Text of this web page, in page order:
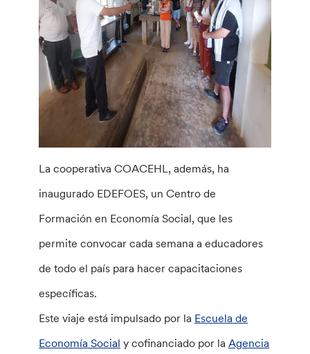
La cooperativa COACEHL, además, ha
inaugurado EDEFOES, un Centro de
Formación en Economía Social, que les
permite convocar cada semana a educadores
de todo el país para hacer capacitaciones
específicas.
Este viaje está impulsado por la Escuela de
Economía Social y cofinanciado por laAgencia